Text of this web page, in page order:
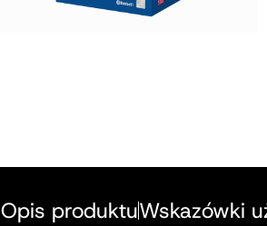
Opis produktuWskazówki